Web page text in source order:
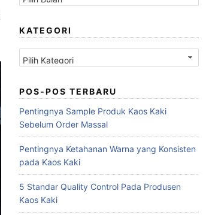
KATEGORI
Kategori
POS-POS TERBARU
Pentingnya Sample Produk Kaos Kaki
Sebelum Order Massal
Pentingnya Ketahanan Warna yang Konsisten
pada Kaos Kaki
5 Standar Quality Control Pada Produsen
Kaos Kaki